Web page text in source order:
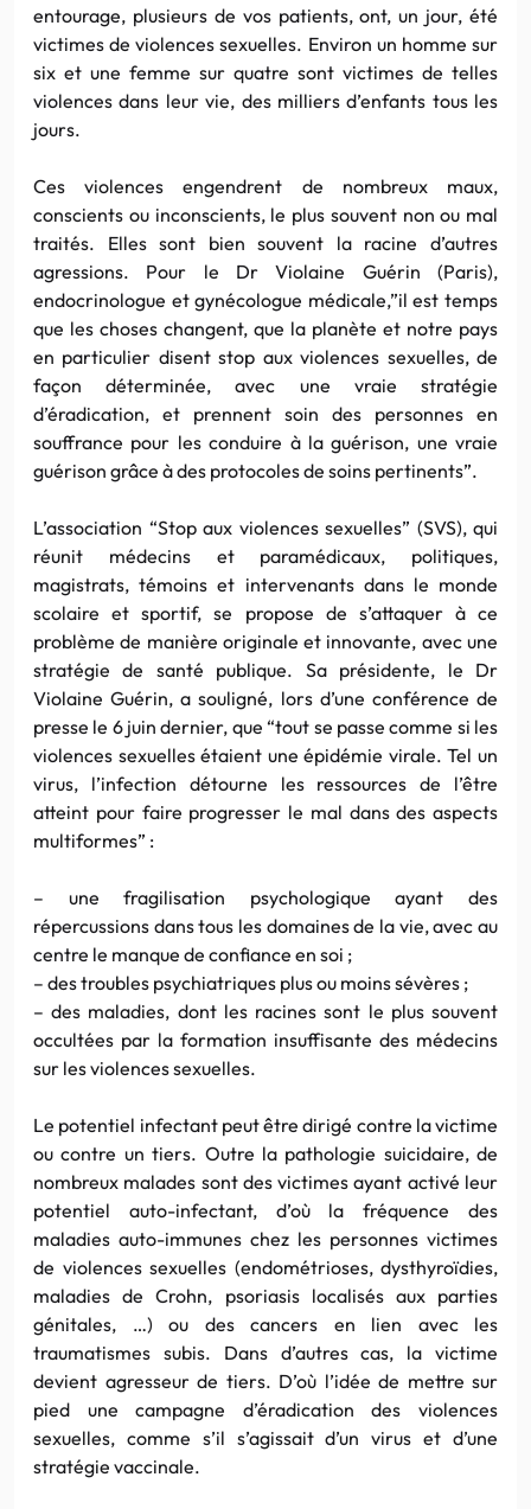
entourage, plusieurs de vos patients, ont, un jour, été
victimes de violences sexuelles. Environ un homme sur
six et une femme sur quatre sont victimes de telles
violences dans leur vie, des milliers d’enfants tous les
jours.
Ces violences engendrent de nombreux maux,
conscients ou inconscients, le plus souvent non ou mal
traités. Elles sont bien souvent la racine d’autres
agressions. Pour le Dr Violaine Guérin (Paris),
endocrinologue et gynécologue médicale,”il est temps
que les choses changent, que la planète et notre pays
en particulier disent stop aux violences sexuelles, de
façon déterminée, avec une vraie stratégie
d’éradication, et prennent soin des personnes en
souffrance pour les conduire à la guérison, une vraie
guérison grâce à des protocoles de soins pertinents”.
L’association “Stop aux violences sexuelles” (SVS), qui
réunit médecins et paramédicaux, politiques,
magistrats, témoins et intervenants dans le monde
scolaire et sportif, se propose de s’attaquer à ce
problème de manière originale et innovante, avec une
stratégie de santé publique. Sa présidente, le Dr
Violaine Guérin, a souligné, lors d’une conférence de
presse le 6 juin dernier, que “tout se passe comme si les
violences sexuelles étaient une épidémie virale. Tel un
virus, l’infection détourne les ressources de l’être
atteint pour faire progresser le mal dans des aspects
multiformes” :
– une fragilisation psychologique ayant des
répercussions dans tous les domaines de la vie, avec au
centre le manque de confiance en soi ;
– des troubles psychiatriques plus ou moins sévères ;
– des maladies, dont les racines sont le plus souvent
occultées par la formation insuffisante des médecins
sur les violences sexuelles.
Le potentiel infectant peut être dirigé contre la victime
ou contre un tiers. Outre la pathologie suicidaire, de
nombreux malades sont des victimes ayant activé leur
potentiel auto-infectant, d’où la fréquence des
maladies auto-immunes chez les personnes victimes
de violences sexuelles (endométrioses, dysthyroïdies,
maladies de Crohn, psoriasis localisés aux parties
génitales, …) ou des cancers en lien avec les
traumatismes subis. Dans d’autres cas, la victime
devient agresseur de tiers. D’où l’idée de mettre sur
pied une campagne d’éradication des violences
sexuelles, comme s’il s’agissait d’un virus et d’une
stratégie vaccinale.